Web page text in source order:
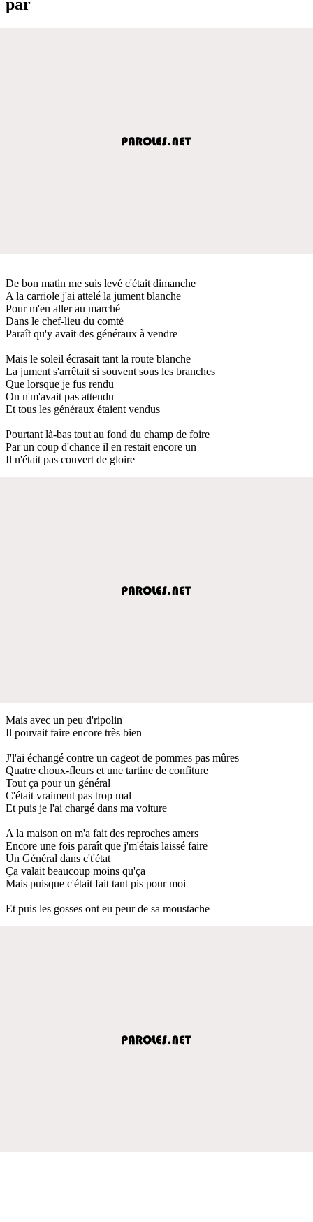
par
De bon matin me suis levé c'était dimanche
A la carriole j'ai attelé la jument blanche
Pour m'en aller au marché
Dans le chef-lieu du comté
Paraît qu'y avait des généraux à vendre
Mais le soleil écrasait tant la route blanche
La jument s'arrêtait si souvent sous les branches
Que lorsque je fus rendu
On n'm'avait pas attendu
Et tous les généraux étaient vendus
Pourtant là-bas tout au fond du champ de foire
Par un coup d'chance il en restait encore un
Il n'était pas couvert de gloire
Mais avec un peu d'ripolin
Il pouvait faire encore très bien
J'l'ai échangé contre un cageot de pommes pas mûres
Quatre choux-fleurs et une tartine de confiture
Tout ça pour un général
C'était vraiment pas trop mal
Et puis je l'ai chargé dans ma voiture
A la maison on m'a fait des reproches amers
Encore une fois paraît que j'm'étais laissé faire
Un Général dans c't'état
Ça valait beaucoup moins qu'ça
Mais puisque c'était fait tant pis pour moi
Et puis les gosses ont eu peur de sa moustache